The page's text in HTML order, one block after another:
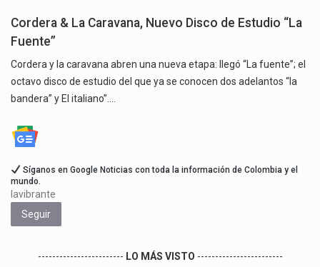
Cordera & La Caravana, Nuevo Disco de Estudio “La
Fuente”
Cordera y la caravana abren una nueva etapa: llegó “La fuente”; el
octavo disco de estudio del que ya se conocen dos adelantos “la
bandera” y El italiano”.…
Síganos en Google Noticias con toda la información de Colombia y el
mundo.
lavibrante
Seguir
------------------------ LO MÁS VISTO ------------------------